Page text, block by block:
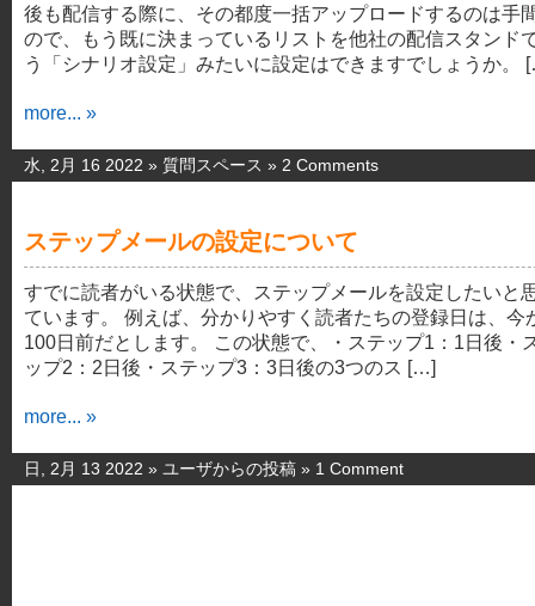
後も配信する際に、その都度一括アップロードするのは手
ので、もう既に決まっているリストを他社の配信スタンド
う「シナリオ設定」みたいに設定はできますでしょうか。
more... »
水, 2月 16 2022 » 質問スペース » 2 Comments
ステップメールの設定について
すでに読者がいる状態で、ステップメールを設定したいと
ています。 例えば、分かりやすく読者たちの登録日は、今
100日前だとします。 この状態で、・ステップ1：1日後・
ップ2：2日後・ステップ3：3日後の3つのス […]
more... »
日, 2月 13 2022 » ユーザからの投稿 » 1 Comment